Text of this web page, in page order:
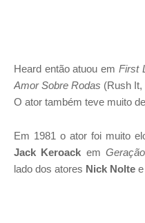
Heard então atuou em First
Amor Sobre Rodas (Rush
O ator também teve muito
Em 1981 o ator foi muito
Jack Keroack em
lado dos atores Nick Nolte e